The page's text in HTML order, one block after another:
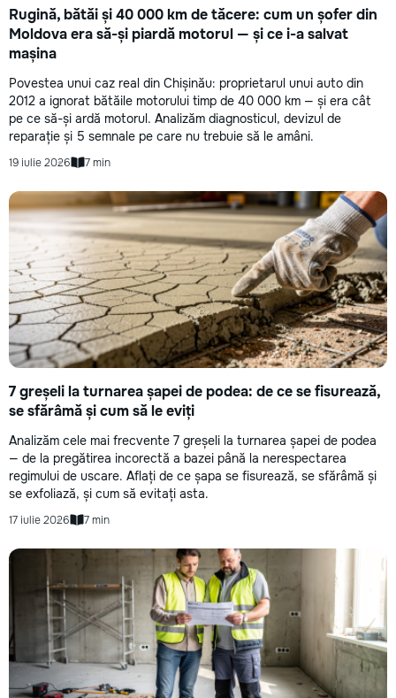
Rugină, bătăi și 40 000 km de tăcere: cum un șofer din
Moldova era să-și piardă motorul — și ce i-a salvat
mașina
Povestea unui caz real din Chișinău: proprietarul unui auto din
2012 a ignorat bătăile motorului timp de 40 000 km — și era cât
pe ce să-și ardă motorul. Analizăm diagnosticul, devizul de
reparație și 5 semnale pe care nu trebuie să le amâni.
19 iulie 2026 7 min
7 greșeli la turnarea șapei de podea: de ce se fisurează,
se sfărâmă și cum să le eviți
Analizăm cele mai frecvente 7 greșeli la turnarea șapei de podea
— de la pregătirea incorectă a bazei până la nerespectarea
regimului de uscare. Aflați de ce șapa se fisurează, se sfărâmă și
se exfoliază, și cum să evitați asta.
17 iulie 2026 7 min